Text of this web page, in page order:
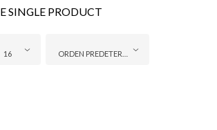
SINGLE PRODUCT
16